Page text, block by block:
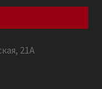
21А